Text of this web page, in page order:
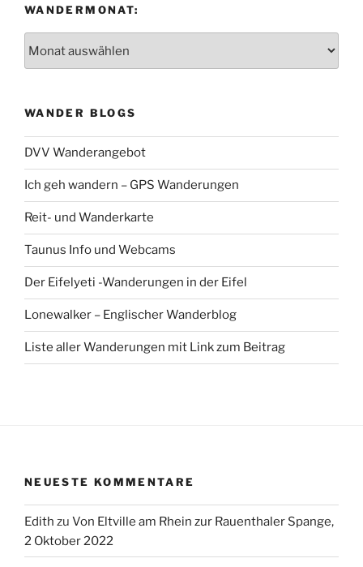
WANDERMONAT:
WANDER BLOGS
DVV Wanderangebot
Ich geh wandern – GPS Wanderungen
Reit- und Wanderkarte
Taunus Info und Webcams
Der Eifelyeti -Wanderungen in der Eifel
Lonewalker – Englischer Wanderblog
Liste aller Wanderungen mit Link zum Beitrag
NEUESTE KOMMENTARE
Edith zu Von Eltville am Rhein zur Rauenthaler Spange,
2 Oktober 2022